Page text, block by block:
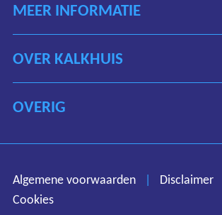
Disclaimer
Privacy
MEER INFORMATIE
OVER KALKHUIS
OVERIG
Algemene voorwaarden | Disclaimer
Cookies